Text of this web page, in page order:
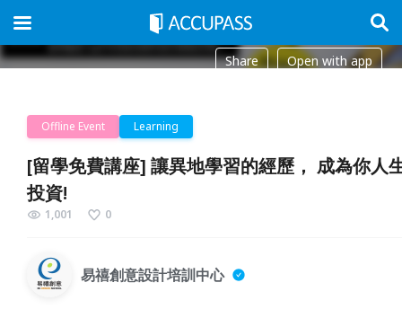
Share Open with app
Offline Event Learning
[留學免費講座] 讓異地學習的經歷， 成為你人
投資!
1,001 0
易禧創意設計培訓中心